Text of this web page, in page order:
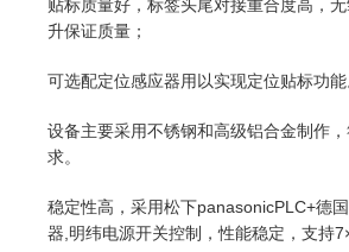
贴标质量好，标签头尾对接重合度高，
升保证质量；
可选配定位感应器用以实现定位贴标功能
设备主要采用不锈钢和高级铝合金制作
求。
稳定性高，采用松下panasonicPLC+德
器,明纬电源开关控制，性能稳定，支持